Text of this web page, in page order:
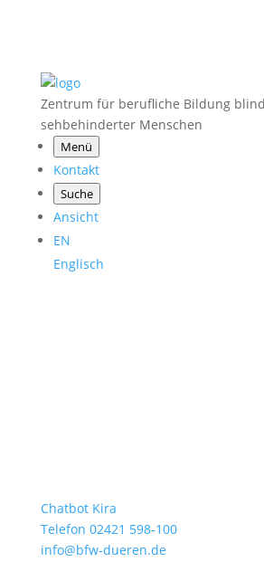
Zentrum für berufliche Bildung
sehbehinderter Menschen
Menü
Kontakt
Suche
Ansicht
EN
Englisch
Chatbot Kira
Telefon 02421 598-100
info@bfw-dueren.de